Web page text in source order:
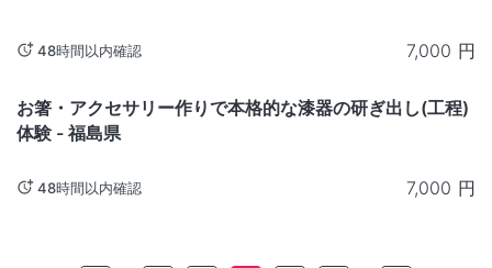
48時間以内確認 7,000 円
お箸・アクセサリー作りで本格的な漆器の研ぎ出し(工程)
体験 - 福島県
48時間以内確認 7,000 円